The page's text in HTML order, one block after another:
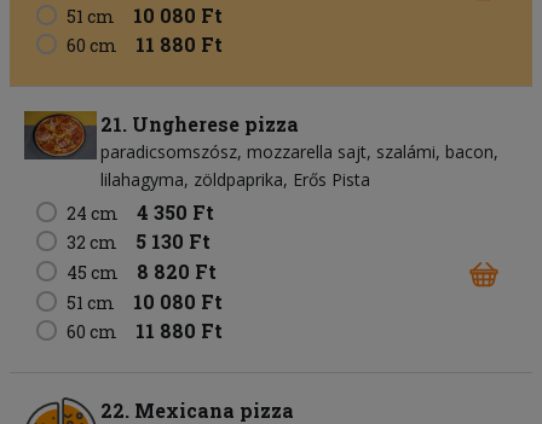
51 cm 10 080 Ft
60 cm 11 880 Ft
21. Ungherese pizza
paradicsomszósz mozzarella sajt szalámi bacon
lilahagyma zöldpaprika Erős Pista
24 cm
4 350 Ft
32 cm 5 130 Ft
45 cm 8 820 Ft
51 cm 10 080 Ft
60 cm 11 880 Ft
22. Mexicana pizza